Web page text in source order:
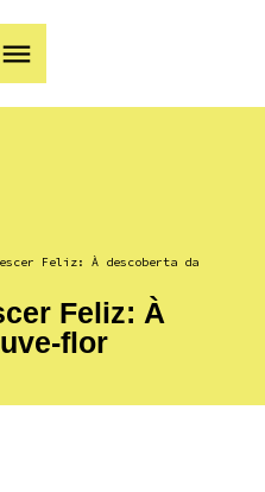
Feliz: À descoberta da
Feliz: À
flor